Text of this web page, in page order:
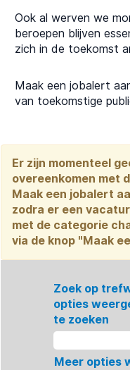
Ook al werven we
beroepen blijven
zich in de toekomst
Maak een jobalert
van toekomstige
Er zijn momenteel
overeenkomen met
Maak een jobalert
zodra er een
met de categorie
via de knop "Maak
Zoek op
opties
te zoeken
Meer opties